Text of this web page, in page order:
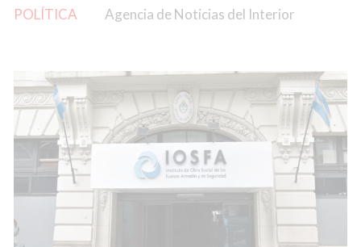
Agencia de Noticias del Interior
POLÍTICA